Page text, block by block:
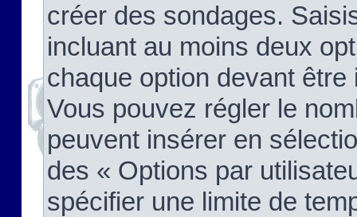
créer des sondages.
incluant au moins deux
chaque option devant
Vous pouvez régler le
peuvent insérer en
des « Options par
spécifier une limite de